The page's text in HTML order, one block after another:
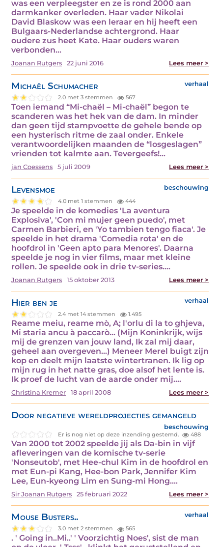
was een verpleegster en ze is rond 2000 aan
darmkanker overleden. Haar vader Nikolai
David Blaskow was een leraar en hij heeft een
Bulgaars-Nederlandse achtergrond. Haar
oudere zus heet Kate. Haar ouders waren
verbonden…
Joanan Rutgers 22 juni 2016 Lees meer >
Michaël Schumacher verhaal
2.0 met 3 stemmen 567
Toen iemand “Mi-chaël – Mi-chaël” begon te
scanderen was het hek van de dam. In minder
dan geen tijd stampvoette de gehele bende op
een hysterisch ritme de zaal onder. Enkele
verantwoordelijken maanden de “losgeslagen”
vrienden tot kalmte aan. Tevergeefs!…
jan Coessens 5 juli 2009 Lees meer >
Levensmoe beschouwing
4.0 met 1 stemmen 444
Je speelde in de komedies 'La aventura
Explosiva', 'Con mi mujer geen puedo', met
Carmen Barbieri, en 'Yo tambien tengo fiaca'. Je
speelde in het drama 'Comedia rota' en de
hoofdrol in 'Geen apto para Menores'. Daarna
speelde je nog in vier films, maar met kleine
rollen. Je speelde ook in drie tv-series.…
Joanan Rutgers 15 oktober 2013 Lees meer >
Hier ben je verhaal
2.4 met 14 stemmen 1.495
Reame meiu, reame mò, A; l'orlu di la to ghjeva,
Mi staria ancu à paccarò… (Mijn Koninkrijk, wijs
mij de grenzen van jouw land, Ik zal mij daar,
geheel aan overgeven...) Meneer Merel buigt zijn
kop en deelt mijn laatste wintertranen. Ik lig op
mijn rug in het natte gras, doe alsof het lente is.
Ik proef de lucht van de aarde onder mij.…
Christina Kremer 18 april 2008 Lees meer >
Door negatieve wereldprojecties gemangeld
beschouwing
Er is nog niet op deze inzending gestemd. 488
Van 2000 tot 2002 speelde jij als Da-bin in vijf
afleveringen van de komische tv-serie
'Nonseutob', met Hee-chul Kim in de hoofdrol en
met Eun-pi Kang, Hee-bon Park, Jennifer Kim
Lee, Eun-kyeong Lim en Sung-mi Hong.…
Sir Joanan Rutgers 25 februari 2022 Lees meer >
Mouse Busters.. verhaal
3.0 met 2 stemmen 565
. ' Going in..Mi..' ' Voorzichtig Noes', sist de man